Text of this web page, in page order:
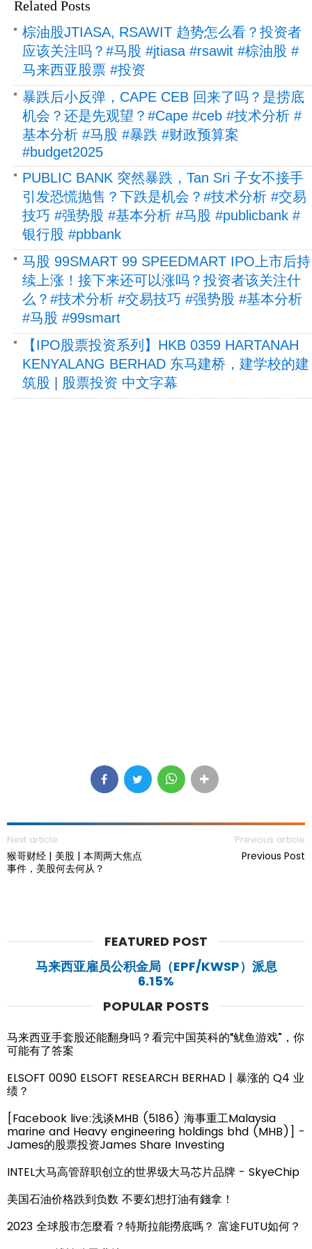
Related Posts
棕油股JTIASA, RSAWIT 趋势怎么看？投资者
应该关注吗？#马股 #jtiasa #rsawit #棕油股 #
马来西亚股票 #投资
暴跌后小反弹，CAPE CEB 回来了吗？是捞底
机会？还是先观望？#Cape #ceb #技术分析 #
基本分析 #马股 #暴跌 #财政预算案
#budget2025
PUBLIC BANK 突然暴跌，Tan Sri 子女不接手
引发恐慌抛售？下跌是机会？#技术分析 #交易
技巧 #强势股 #基本分析 #马股 #publicbank #
银行股 #pbbank
马股 99SMART 99 SPEEDMART IPO上市后持
续上涨！接下来还可以涨吗？投资者该关注什
么？#技术分析 #交易技巧 #强势股 #基本分析
#马股 #99smart
【IPO股票投资系列】HKB 0359 HARTANAH
KENYALANG BERHAD 东马建桥，建学校的建
筑股 | 股票投资 中文字幕
Next article
猴哥财经 | 美股 | 本周两大焦点
事件，美股何去何从？
Previous article
Previous Post
FEATURED POST
马来西亚雇员公积金局（EPF/KWSP）派息
6.15%
POPULAR POSTS
马来西亚手套股还能翻身吗？看完中国英科的“鱿鱼游戏”，你
可能有了答案
ELSOFT 0090 ELSOFT RESEARCH BERHAD | 暴涨的 Q4 业
绩？
[Facebook live:浅谈MHB (5186) 海事重工Malaysia
marine and Heavy engineering holdings bhd (MHB)] -
James的股票投资James Share Investing
INTEL大马高管辞职创立的世界级大马芯片品牌 - SkyeChip
美国石油价格跌到负数 不要幻想打油有錢拿！
2023 全球股市怎麼看？特斯拉能撈底嗎？ 富途FUTU如何？